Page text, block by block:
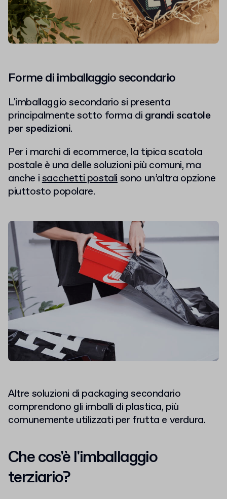
Forme di imballaggio secondario
L'imballaggio secondario si presenta
principalmente sotto forma di grandi scatole
per spedizioni.
Per i marchi di ecommerce, la tipica scatola
postale è una delle soluzioni più comuni, ma
anche isacchetti postalisono un’altra opzione
piuttosto popolare.
Altre soluzioni di packaging secondario
comprendono gli imballi di plastica, più
comunemente utilizzati per frutta e verdura.
Che cos'è l'imballaggio
terziario?